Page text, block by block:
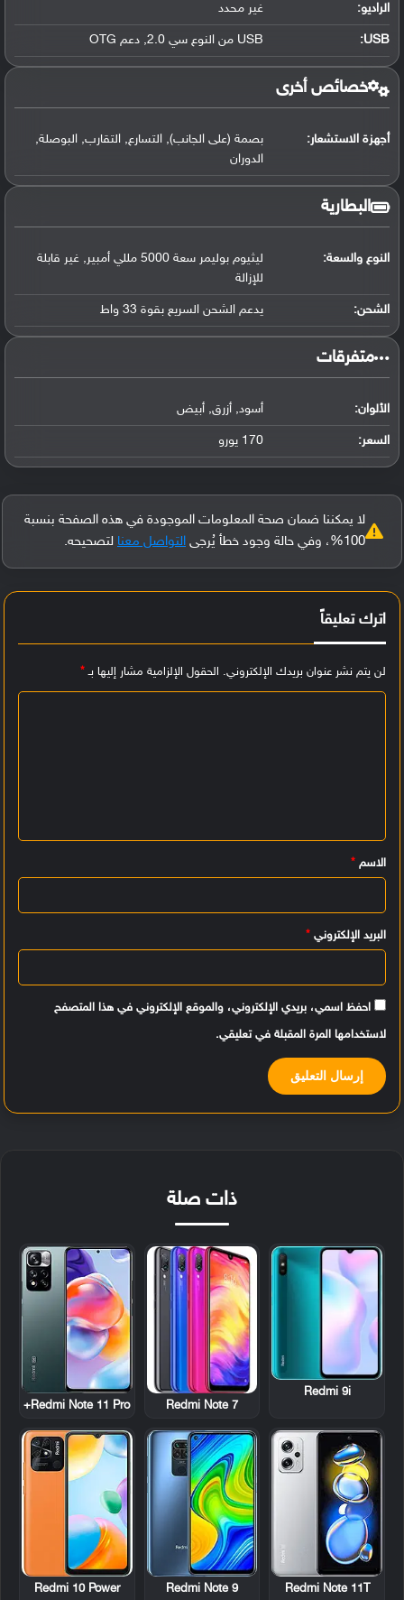
الراديو: غير محدد
USB
: USB من النوع سي 2.0, دعم OTG
خصائص أخرى
أجهزة الاستشعار:
بصمة (على الجانب), التسارع, التقارب, البوصلة,
الدوران
البطارية
النوع والسعة:
ليثيوم بوليمر سعة 5000 مللي أمبير, غير قابلة
للإزالة
الشحن: يدعم الشحن السريع بقوة 33 واط
‏متفرقات‏
الألوان: أسود, أزرق, أبيض
السعر: 170 يورو
لا يمكننا ضمان صحة المعلومات الموجودة في هذه الصفحة بنسبة
100%، وفي حالة وجود خطأ يُرجى
التواصل معنا لتصحيحه.
اترك تعليقاً
لن يتم نشر عنوان بريدك الإلكتروني. الحقول الإلزامية مشار إليها بـ*
ي
ق
الاسم *
البريد الإلكتروني *
احفظ اسمي، بريدي الإلكتروني، والموقع الإلكتروني في هذا المتصفح
لاستخدامها المرة المقبلة في تعليقي.
ذات صلة
Redmi 9i
Redmi Note 7
Redmi Note 11 Pro+
Redmi Note 11T
Redmi Note 9
Redmi 10 Power